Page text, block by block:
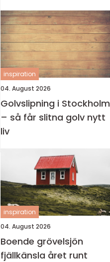
inspiration
04. August 2026
Golvslipning i Stockholm
– så får slitna golv nytt
liv
inspiration
04. August 2026
Boende grövelsjön
fjällkänsla året runt